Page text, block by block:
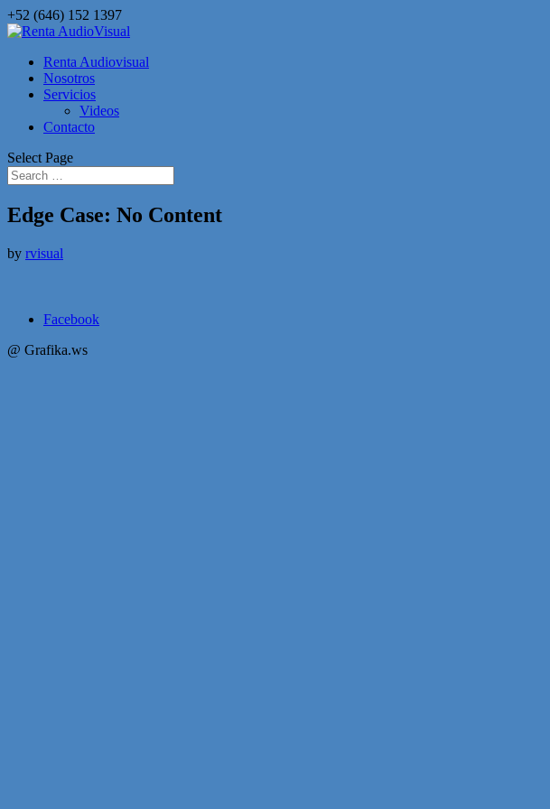
+52 (646) 152 1397
Renta Audiovisual
Nosotros
Servicios
Videos
Contacto
Select Page
Edge Case: No Content
by rvisual
Facebook
@ Grafika.ws